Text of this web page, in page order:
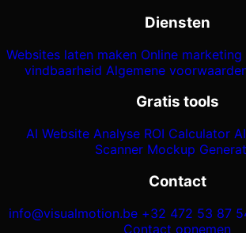
Diensten
Websites laten maken Online marketing
vindbaarheid Algemene
Gratis tools
AI Website Analyse ROI Calculator
Scanner Mockup
Contact
info@visualmotion.be +32 472 53 87
Contact opnemen